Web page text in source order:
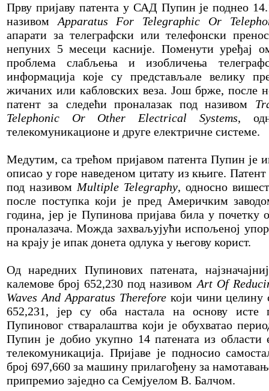
Прву пријаву патента у САД Пупин је поднео
називом Apparatus For Telegraphic Or
апарати за телеграфски или телефонски
непуних 5 месеци касније. Поменути уређај
проблема слабљења и изобличења
информација које су представљале велику
жичаних или кабловских веза. Још брже, после
патент за следећи проналазак под називом
Telephonic Or Other Electrical Systems,
телекомуникационе и друге електричне системе.
Медутим, са трећом пријавом патента Пупин је
описао у горе наведеном цитату из књиге. Патент
под називом Multiple Telegraphy, односно
после поступка који је пред Америчким
година, јер је Пупинова пријава била у почетку
проналазача. Можда захваљујући испољеној
на крају је ипак донета одлука у његову корист.
Од наредних Пупинових патената,
калемове број 652,230 под називом Art Of
Waves And Apparatus Thereforeкоји чини целину
652,231, јер су оба настала на основу исте
Пупиновог стваралаштва који је обухватао
Пупин је добио укупно 14 патената из области
телекомуникација. Пријаве је подносио
број 697,660 за машину прилагођену за
припремио заједно са Семјуелом В. Балчом.